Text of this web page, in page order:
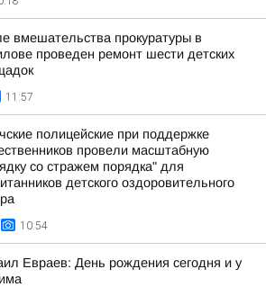
вмешательства прокуратуры в
проведен ремонт шести детских
11:57
полицейские при поддержке
провели масштабную
со стражем порядка" для
детского оздоровительного
10:54
Евраев: День рождения сегодня и у